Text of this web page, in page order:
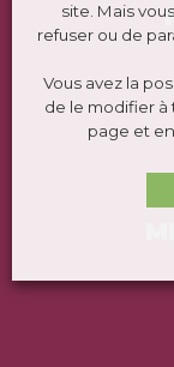
site. Mais
refuser ou de
Vous avez la
de le modifier
page et